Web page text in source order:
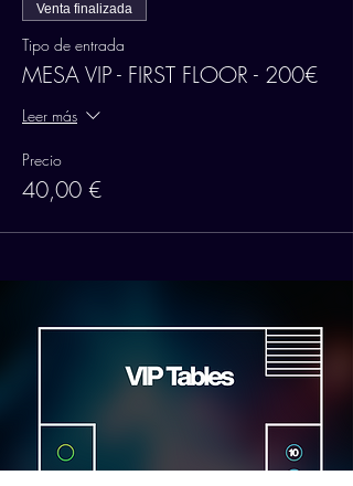
Venta finalizada
Tipo de entrada
MESA VIP - FIRST FLOOR - 200€
Leer más
Precio
40,00 €